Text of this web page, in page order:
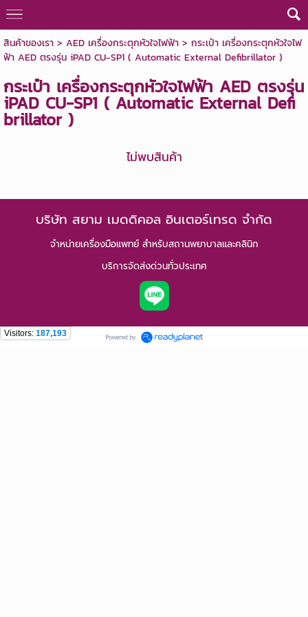
สินค้าของเรา> AED เครื่องกระตุกหัวใจไฟฟ้า> กระเป๋า เครื่องกระตุกหัวใจไฟ
ฟ้า AED ตรงรุ่น iPAD CU-SP1 ( Automatic External Defibrillator )
กระเป๋า เครื่องกระตุกหัวใจไฟฟ้า AED ตรงรุ่น
iPAD CU-SP1 ( Automatic External Defi
brillator )
ไม่พบสินค้า
บริษัท สยาม เมดดิคอล อินเตอร์เทรด จำกัด
จำหน่ายเครื่องมือแพทย์ สำหรับสถานพยาบาลและคลินิก
บริการจัดส่งด่วนทั่วประเทศ
Visitors: 187,193